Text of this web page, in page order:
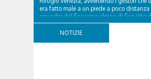
era fatto male a un piede a poco
squadra del Soccorso alpino di San Vito
ha quindi raggiunto l'infortunato...
NOTIZIE